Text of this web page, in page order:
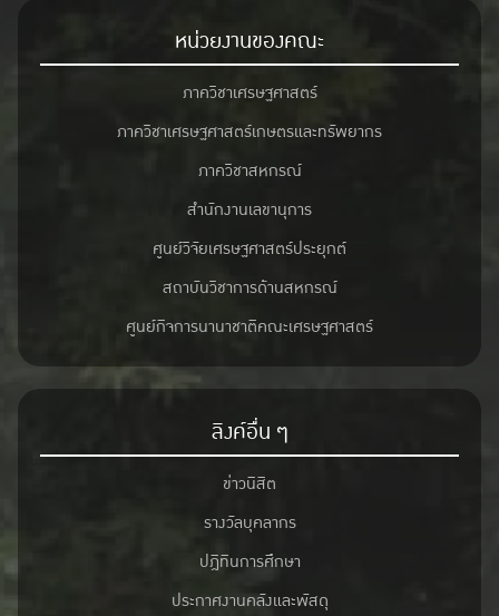
หน่วยงานของคณะ
ภาควิชาเศรษฐศาสตร์
ภาควิชาเศรษฐศาสตร์เกษตรและทรัพยากร
ภาควิชาสหกรณ์
สำนักงานเลขานุการ
ศูนย์วิจัยเศรษฐศาสตร์ประยุกต์
สถาบันวิชาการด้านสหกรณ์
ศูนย์กิจการนานาชาติคณะเศรษฐศาสตร์
ลิงค์อื่น ๆ
ข่าวนิสิต
รางวัลบุคลากร
ปฎิทินการศึกษา
ประกาศงานคลังและพัสดุ